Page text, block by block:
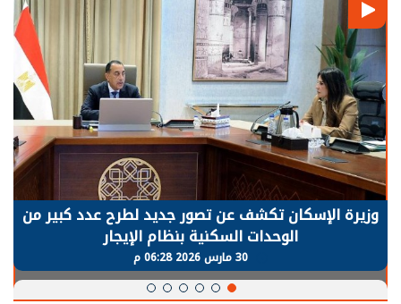
وزيرة الإسكان تكشف عن تصور جديد لطرح عدد كبير من
الوحدات السكنية بنظام الإيجار